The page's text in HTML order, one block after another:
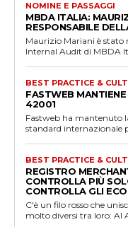
NOMINE E PASSAGGI
MBDA ITALIA:
RESPONSABILE
Maurizio Mariani è stato
Internal Audit di MBDA
BEST PRACTICE &
FASTWEB
42001
Fastweb ha mantenuto
standard internazionale
BEST PRACTICE &
REGISTRO
CONTROLLA PIÙ
CONTROLLA GLI
C'è un filo rosso che
molto diversi tra loro: AI